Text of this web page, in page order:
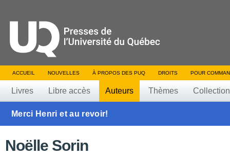
ACCUEIL NOUVELLES À PROPOS DES PUQ DROITS POUR
Livres Libre accès Auteurs Thèmes
Merci Henri et au revoir!
Noëlle Sorin